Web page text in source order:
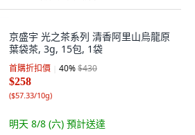
京盛宇 光之茶系列 清香阿里山烏龍原
葉袋茶, 3g, 15包, 1袋
首購折扣價 40%$430
$258
($57.33/10g)
明天 8/8 (六) 預計送達